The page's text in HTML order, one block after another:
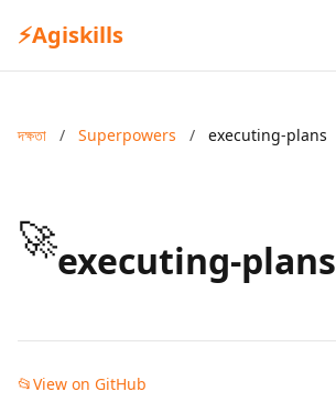
⚡Agiskills
দক্ষতা / Superpowers / executing-plans
🚀executing-plans
📂View on GitHub